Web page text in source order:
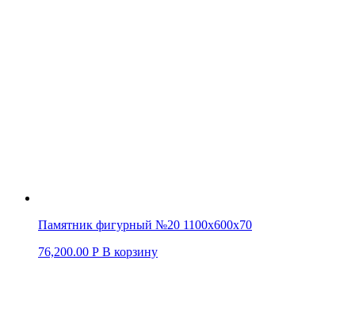
Памятник фигурный №20 1100х600х70
76,200.00 Р В корзину